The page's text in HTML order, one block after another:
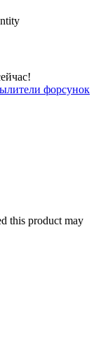
форсунок
this product may